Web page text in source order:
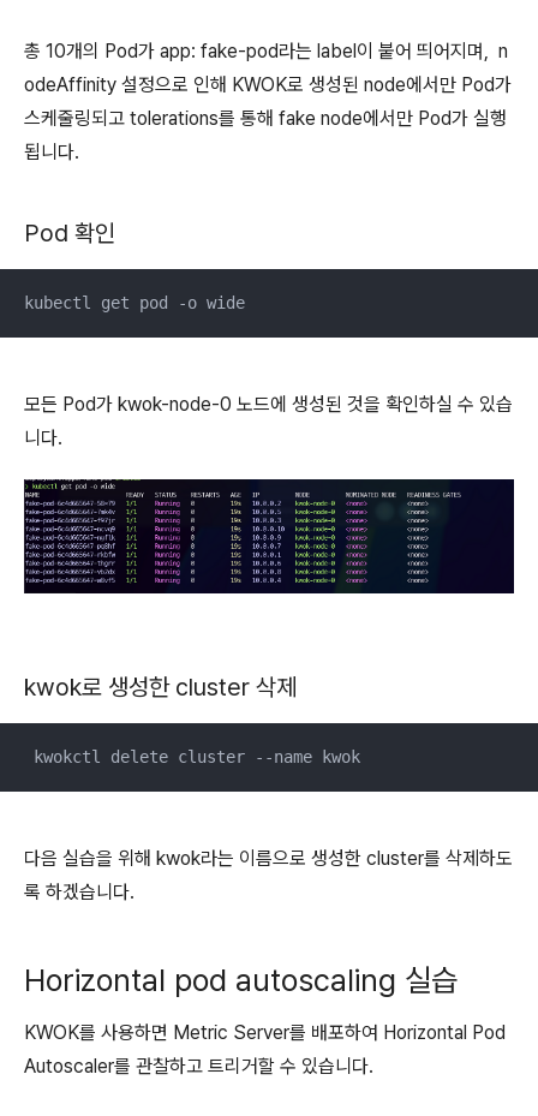
총 10개의 Pod가 app: fake-pod라는 label이 붙어 띄어지며, n
odeAffinity 설정으로 인해 KWOK로 생성된 node에서만 Pod가
스케줄링되고 tolerations를 통해 fake node에서만 Pod가 실행
됩니다.
Pod 확인
kubectl get pod -o wide
모든 Pod가 kwok-node-0 노드에 생성된 것을 확인하실 수 있습
니다.
kwok로 생성한 cluster 삭제
kwokctl delete cluster --name kwok
다음 실습을 위해 kwok라는 이름으로 생성한 cluster를 삭제하도
록 하겠습니다.
Horizontal pod autoscaling 실습
KWOK를 사용하면 Metric Server를 배포하여 Horizontal Pod
Autoscaler를 관찰하고 트리거할 수 있습니다.